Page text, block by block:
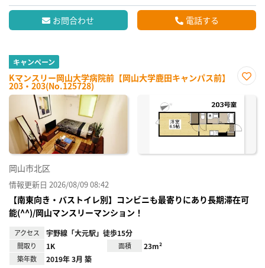
お問合わせ 電話する
キャンペーン
Kマンスリー岡山大学病院前【岡山大学鹿田キャンパス前】
203・203(No.125728)
に入
岡山市北区
情報更新日 2026/08/09 08:42
【南東向き・バストイレ別】コンビニも最寄りにあり長期滞在可
能(^^)/岡山マンスリーマンション！
アクセス 宇野線「大元駅」徒歩15分
間取り 1K 面積 23m²
築年数 2019年 3月 築